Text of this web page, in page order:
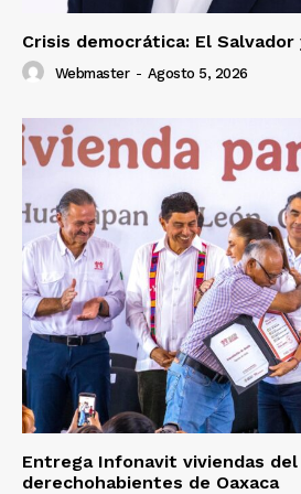
Crisis democrática: El Salvador
Webmaster - Agosto 5, 2026
Entrega Infonavit viviendas
derechohabientes de Oaxaca